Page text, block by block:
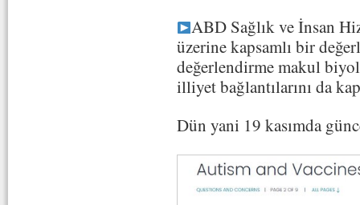
ABD Sağlık ve İnsan
üzerine kapsamlı bir
değerlendirme makul
illiyet bağlantılarını da
Dün yani 19 kasımda